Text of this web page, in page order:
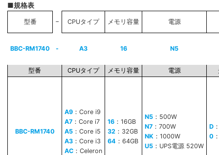
■規格表
型番 − CPUタイプ メモリ容量 電源
BBC-RM1740 - A3 16 N5
型番 CPUタイプ メモリ容量 電源
BBC-RM1740
A9 ：Core i9
A7 ：Core i7
A5 ：Core i5
A3 ：Core i3
AC ：Celeron
16 ：16GB
32 ：32GB
64 ：64GB
N5 ：500W
N7 ：700W
NK ：1000W
U5 ：UPS電源 520W
D
0